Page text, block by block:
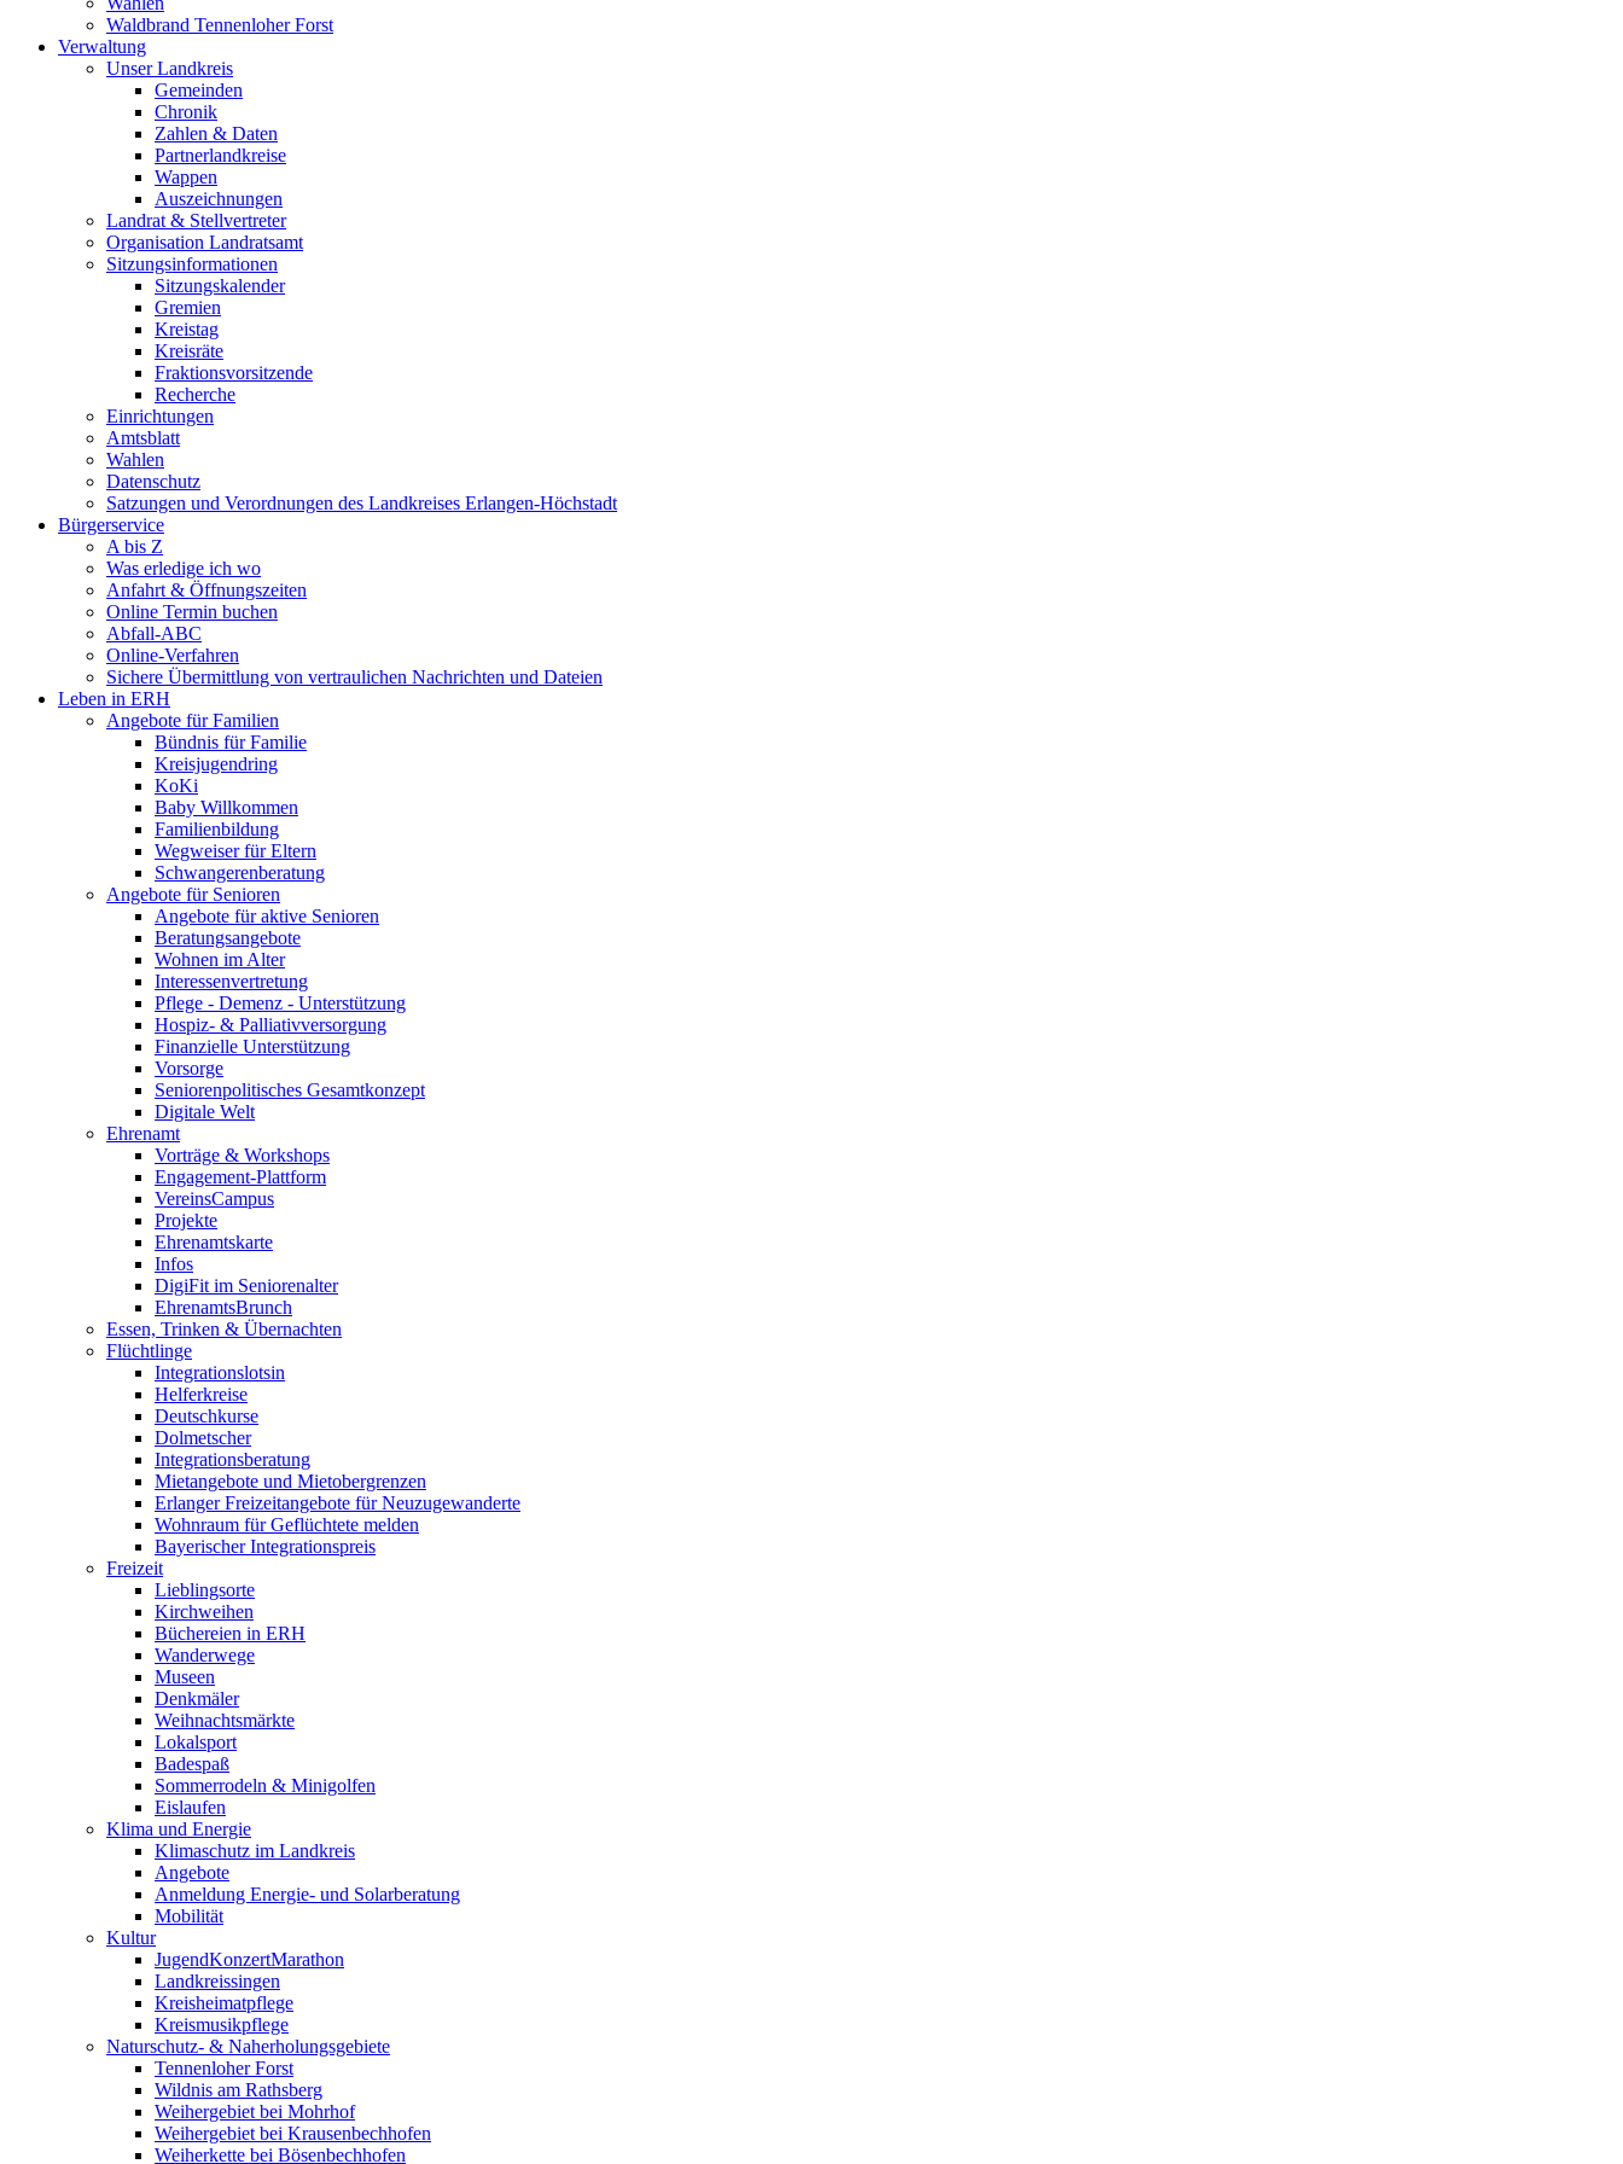
Waldbrand Tennenloher Forst
Verwaltung
Unser Landkreis
Gemeinden
Chronik
Zahlen & Daten
Partnerlandkreise
Wappen
Auszeichnungen
Landrat & Stellvertreter
Organisation Landratsamt
Sitzungsinformationen
Sitzungskalender
Gremien
Kreistag
Kreisräte
Fraktionsvorsitzende
Recherche
Einrichtungen
Amtsblatt
Wahlen
Datenschutz
Satzungen und Verordnungen des Landkreises Erlangen-Höchstadt
Bürgerservice
A bis Z
Was erledige ich wo
Anfahrt & Öffnungszeiten
Online Termin buchen
Abfall-ABC
Online-Verfahren
Sichere Übermittlung von vertraulichen Nachrichten und Dateien
Leben in ERH
Angebote für Familien
Bündnis für Familie
Kreisjugendring
KoKi
Baby Willkommen
Familienbildung
Wegweiser für Eltern
Schwangerenberatung
Angebote für Senioren
Angebote für aktive Senioren
Beratungsangebote
Wohnen im Alter
Interessenvertretung
Pflege - Demenz - Unterstützung
Hospiz- & Palliativversorgung
Finanzielle Unterstützung
Vorsorge
Seniorenpolitisches Gesamtkonzept
Digitale Welt
Ehrenamt
Vorträge & Workshops
Engagement-Plattform
VereinsCampus
Projekte
Ehrenamtskarte
Infos
DigiFit im Seniorenalter
EhrenamtsBrunch
Essen, Trinken & Übernachten
Flüchtlinge
Integrationslotsin
Helferkreise
Deutschkurse
Dolmetscher
Integrationsberatung
Mietangebote und Mietobergrenzen
Erlanger Freizeitangebote für Neuzugewanderte
Wohnraum für Geflüchtete melden
Bayerischer Integrationspreis
Freizeit
Lieblingsorte
Kirchweihen
Büchereien in ERH
Wanderwege
Museen
Denkmäler
Weihnachtsmärkte
Lokalsport
Badespaß
Sommerrodeln & Minigolfen
Eislaufen
Klima und Energie
Klimaschutz im Landkreis
Angebote
Anmeldung Energie- und Solarberatung
Mobilität
Kultur
JugendKonzertMarathon
Landkreissingen
Kreisheimatpflege
Kreismusikpflege
Naturschutz- & Naherholungsgebiete
Tennenloher Forst
Wildnis am Rathsberg
Weihergebiet bei Mohrhof
Weihergebiet bei Krausenbechhofen
Weiherkette bei Bösenbechhofen